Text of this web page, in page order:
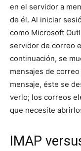
en el servidor a
de él. Al iniciar
como Microsoft
servidor de correo
continuación, se
mensajes de
mensaje, éste se
verlo; los correos
que necesite
IMAP